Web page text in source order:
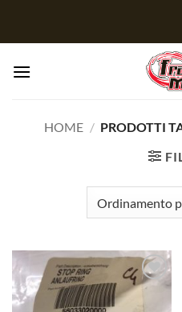
HOME / PRODOTTI
Aggiungi